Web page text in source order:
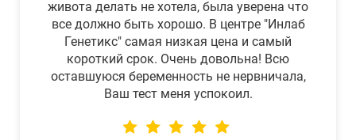
живота делать не хотела, была уверена что
все должно быть хорошо. В центре "Инлаб
Генетикс" самая низкая цена и самый
короткий срок. Очень довольна! Всю
оставшуюся беременность не нервничала,
Ваш тест меня успокоил.